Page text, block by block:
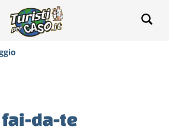
da-te